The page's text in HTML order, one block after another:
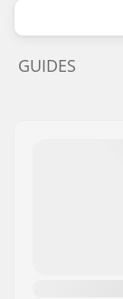
GUIDES